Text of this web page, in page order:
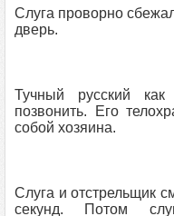
Слуга проворно
дверь.
Тучный русский
позвонить. Его
собой хозяина.
Слуга и отстрельщик
секунд. Потом